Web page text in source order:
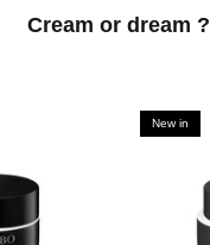
Cream or dream ?
New in